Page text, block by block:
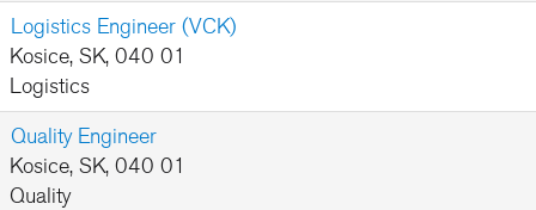
Logistics Engineer (VCK)
Kosice, SK, 040 01
Logistics
Quality Engineer
Kosice, SK, 040 01
Quality